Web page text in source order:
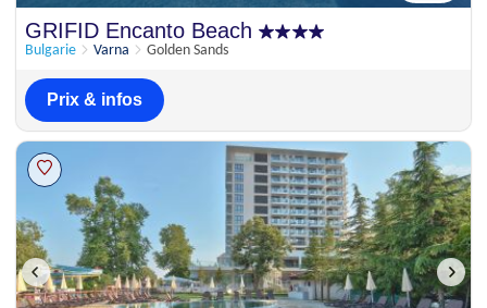
Excellent
GRIFID Encanto Beach
Bulgarie Varna Golden Sands
Prix & infos